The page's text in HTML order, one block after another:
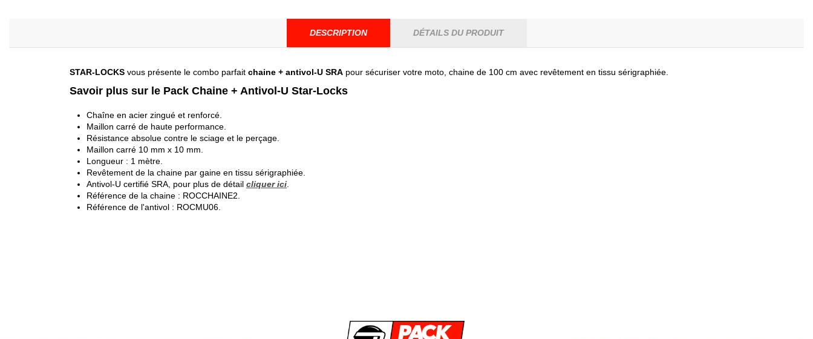
DESCRIPTION DÉTAILS DU PRODUIT
STAR-LOCKS vous présente le combo parfait chaine + antivol-U SRA pour sécuriser votre moto, chaine de 100 cm avec revêtement en tissu sérigraphiée.
Savoir plus sur le Pack Chaine + Antivol-U Star-Locks
Chaîne en acier zingué et renforcé.
Maillon carré de haute performance.
Résistance absolue contre le sciage et le perçage.
Maillon carré 10 mm x 10 mm.
Longueur : 1 mètre.
Revêtement de la chaine par gaine en tissu sérigraphiée.
Antivol-U certifié SRA, pour plus de détail cliquer ici
Référence de la chaine : ROCCHAINE2.
Référence de l'antivol : ROCMU06.